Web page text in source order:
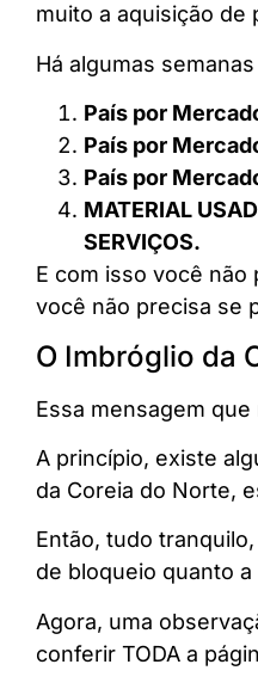
muito a aquisição
Há algumas
País por
País por
País por
MATERIAL
SERVIÇOS.
E com isso você
você não precisa se
O Imbróglio da
Essa mensagem
A princípio, existe
da Coreia do Norte,
Então, tudo
de bloqueio quanto a
Agora, uma
conferir TODA a